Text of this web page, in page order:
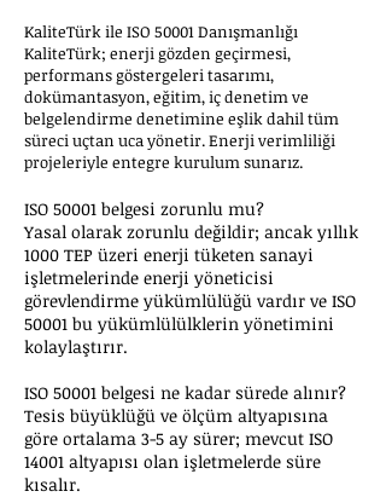
KaliteTürk ile ISO 50001 Danışmanlığı
KaliteTürk; enerji gözden geçirmesi,
performans göstergeleri tasarımı,
dokümantasyon, eğitim, iç denetim ve
belgelendirme denetimine eşlik dahil tüm
süreci uçtan uca yönetir. Enerji verimliliği
projeleriyle entegre kurulum sunarız.
ISO 50001 belgesi zorunlu mu?
Yasal olarak zorunlu değildir; ancak yıllık
1000 TEP üzeri enerji tüketen sanayi
işletmelerinde enerji yöneticisi
görevlendirme yükümlülüğü vardır ve ISO
50001 bu yükümlülülklerin yönetimini
kolaylaştırır.
ISO 50001 belgesi ne kadar sürede alınır?
Tesis büyüklüğü ve ölçüm altyapısına
göre ortalama 3-5 ay sürer; mevcut ISO
14001 altyapısı olan işletmelerde süre
kısalır.